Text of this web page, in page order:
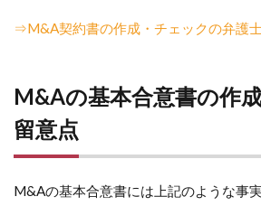
⇒M&A契約書の作成・チェックの弁護
M&Aの基本合意書の作
留意点
M&Aの基本合意書には上記のような事